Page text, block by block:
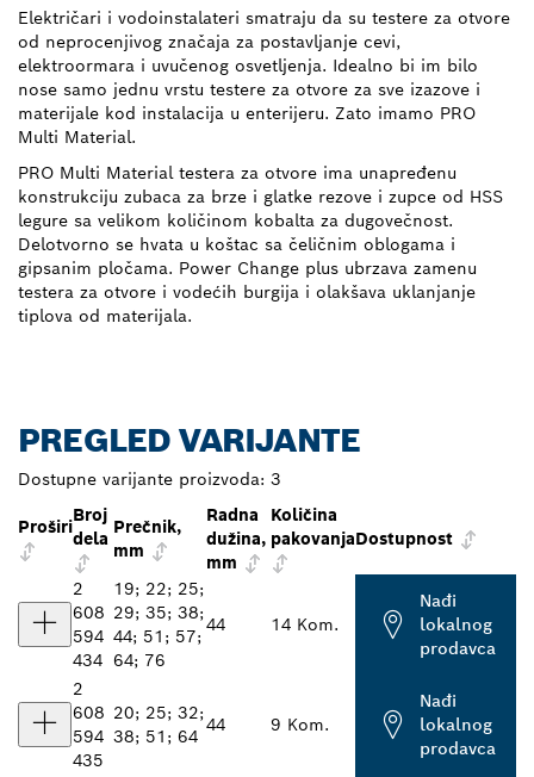
Električari i vodoinstalateri smatraju da su testere za otvore
od neprocenjivog značaja za postavljanje cevi,
elektroormara i uvučenog osvetljenja. Idealno bi im bilo
nose samo jednu vrstu testere za otvore za sve izazove i
materijale kod instalacija u enterijeru. Zato imamo PRO
Multi Material.
PRO Multi Material testera za otvore ima unapređenu
konstrukciju zubaca za brze i glatke rezove i zupce od HSS
legure sa velikom količinom kobalta za dugovečnost.
Delotvorno se hvata u koštac sa čeličnim oblogama i
gipsanim pločama. Power Change plus ubrzava zamenu
testera za otvore i vodećih burgija i olakšava uklanjanje
tiplova od materijala.
PREGLED VARIJANTE
Dostupne varijante proizvoda: 3
Proširi
Broj
dela
Prečnik,
mm
Radna
dužina,
mm
Količina
pakovanjaDostupnost
2
608
594
434
19; 22; 25;
29; 35; 38;
44; 51; 57;
64; 76
44 14 Kom.
Nađi
lokalnog
prodavca
2
608
594
435
20; 25; 32;
38; 51; 64
44 9 Kom.
Nađi
lokalnog
prodavca